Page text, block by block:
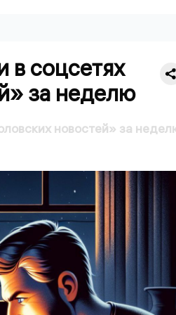
соцсетях
за неделю
новостей» за